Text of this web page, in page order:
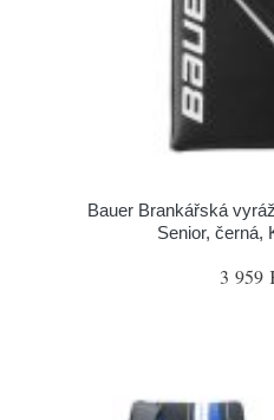
Bauer Brankářská
Senior, černá,
3 959